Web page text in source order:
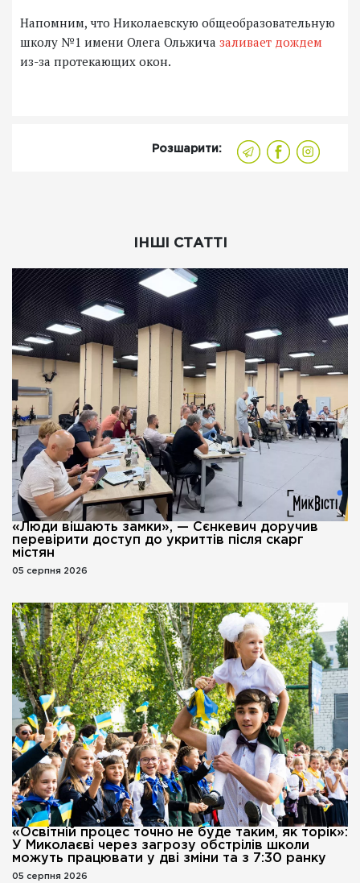
Напомним, что Николаевскую общеобразовательную
школу №1 имени Олега Ольжича заливает дождем
из-за протекающих окон.
Розшарити:
ІНШІ СТАТТІ
«Люди вішають замки», — Сєнкевич доручив
перевірити доступ до укриттів після скарг
містян
05 серпня 2026
«Освітній процес точно не буде таким, як торік»:
У Миколаєві через загрозу обстрілів школи
можуть працювати у дві зміни та з 7:30 ранку
05 серпня 2026